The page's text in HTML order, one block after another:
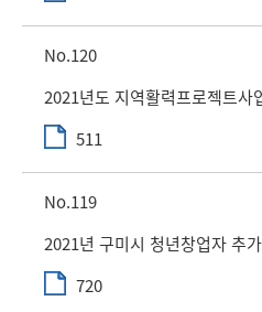
120
511
119
720